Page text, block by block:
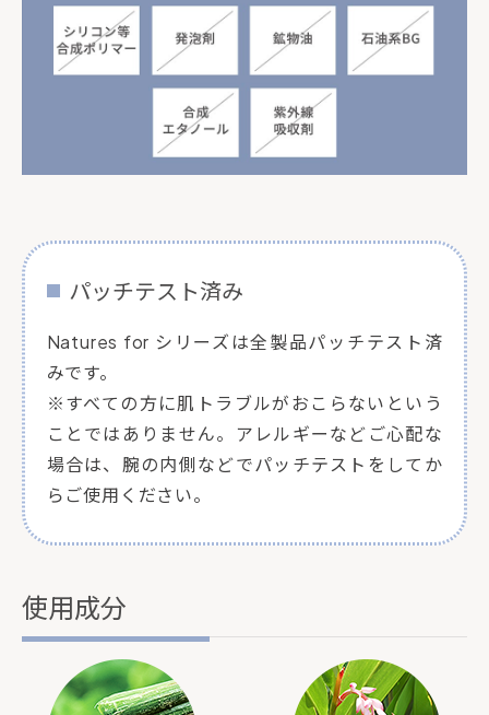
パッチテスト済み
Natures for シリーズは全製品パッチテスト済
みです。
※すべての方に肌トラブルがおこらないという
ことではありません。アレルギーなどご心配な
場合は、腕の内側などでパッチテストをしてか
らご使用ください。
使用成分